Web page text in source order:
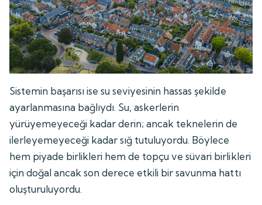
Sistemin başarısı ise su seviyesinin hassas şekilde
ayarlanmasına bağlıydı. Su, askerlerin
yürüyemeyeceği kadar derin; ancak teknelerin de
ilerleyemeyeceği kadar sığ tutuluyordu. Böylece
hem piyade birlikleri hem de topçu ve süvari birlikleri
için doğal ancak son derece etkili bir savunma hattı
oluşturuluyordu.